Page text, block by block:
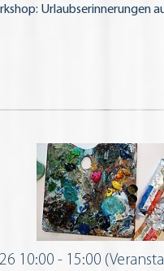
Urlaubserinnerungen
10:00 - 15:00